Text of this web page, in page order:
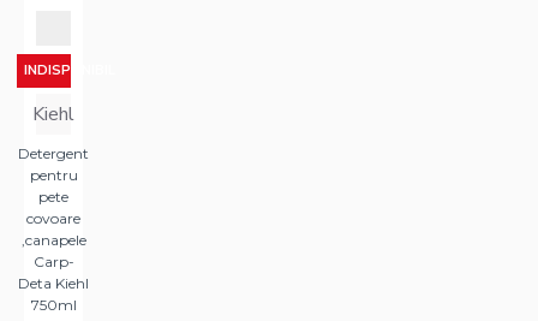
INDISPONIBIL
Kiehl
Detergent
pentru
pete
covoare
,canapele
Carp-
Deta Kiehl
750ml